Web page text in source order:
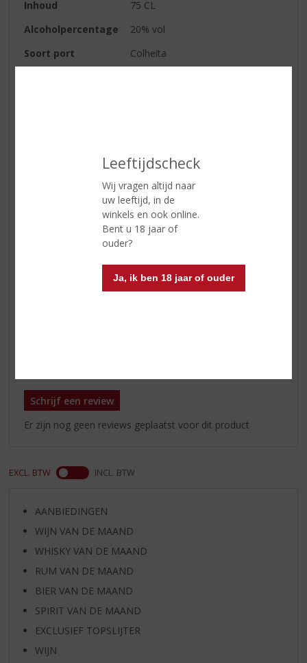
Leeftijdscheck
Wij vragen altijd naar
uw leeftijd, in de
winkels en ook online.
Bent u 18 jaar of
ouder?
Ja, ik ben 18 jaar of ouder
Inhoud
75 CL
Alcoholpercentage
20% vol
Soort port
Colheita
karakteristieken van gedroogd
fruit en noten, zoals vijgen,
abrikoos, amandelen en
hazelnoten en met lange fijne
tonen van karamel.
heerlijke afwerking.
Reviews
Schrijf een review
Er zijn nog geen reviews geplaatst voor dit product
EXCL. BTW INCL. BTW
AANBIEDINGEN
WIJN VAN DE MAAND
WHISKY VAN DE MAAND
RUM VAN DE MAAND
BIER VAN DE MAAND
SPIRIT VAN DE MAAND
EXCLUSIEF TOPSLIJTER
WIJN